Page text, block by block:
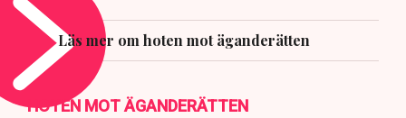
Läs mer om hoten mot äganderätten
HOTEN MOT ÄGANDERÄTTEN